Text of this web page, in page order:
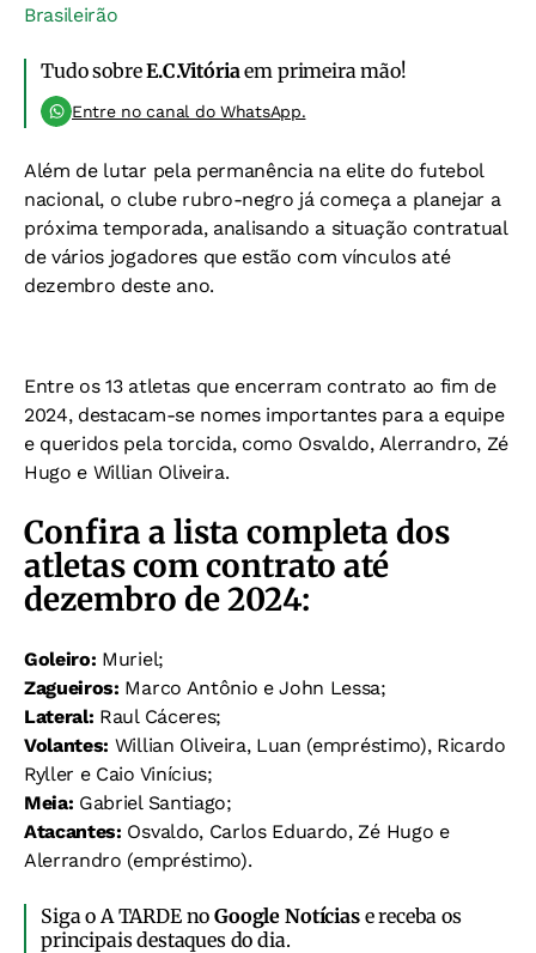
Brasileirão
Tudo sobreE.C.Vitóriaem primeira mão!
Entre no canal do WhatsApp.
Além de lutar pela permanência na elite do futebol
nacional, o clube rubro-negro já começa a planejar a
próxima temporada, analisando a situação contratual
de vários jogadores que estão com vínculos até
dezembro deste ano.
Entre os 13 atletas que encerram contrato ao fim de
2024, destacam-se nomes importantes para a equipe
e queridos pela torcida, como Osvaldo, Alerrandro, Zé
Hugo e Willian Oliveira.
Confira a lista completa dos
atletas com contrato até
dezembro de 2024:
Goleiro: Muriel;
Zagueiros: Marco Antônio e John Lessa;
Lateral: Raul Cáceres;
Volantes: Willian Oliveira, Luan (empréstimo), Ricardo
Ryller e Caio Vinícius;
Meia: Gabriel Santiago;
Atacantes: Osvaldo, Carlos Eduardo, Zé Hugo e
Alerrandro (empréstimo).
Siga o A TARDE noGoogle Notíciase receba os
principais destaques do dia.